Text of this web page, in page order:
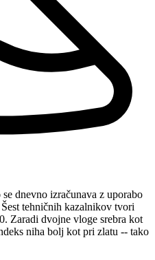
dnevno izračunava z uporabo
tehničnih kazalnikov tvori
Zaradi dvojne vloge srebra kot
niha bolj kot pri zlatu -- tako